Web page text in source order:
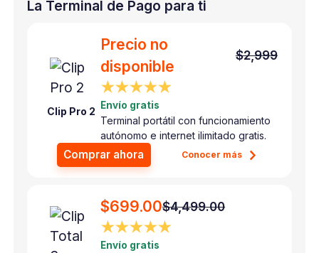
La Terminal de Pago para ti
Clip Pro 2
Precio no
disponible
$2,999
★★★★★
Envío gratis
Terminal portátil con funcionamiento
autónomo e internet ilimitado gratis.
Comprar ahora Conocer más
$699.00$4,499.00
★★★★★
Envío gratis